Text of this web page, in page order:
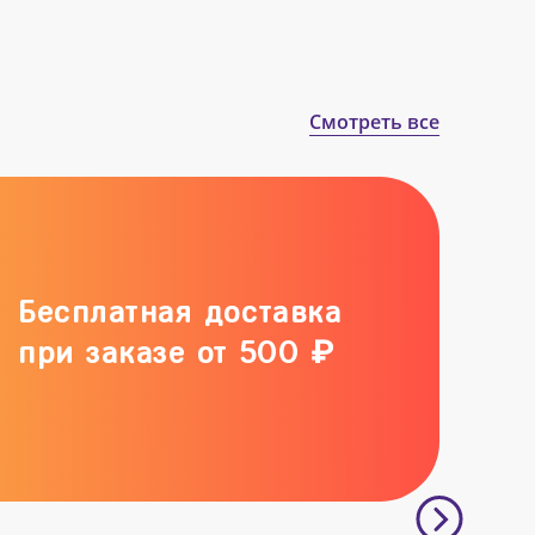
Смотреть все
Бесплатная доставка
при заказе от 500 ₽